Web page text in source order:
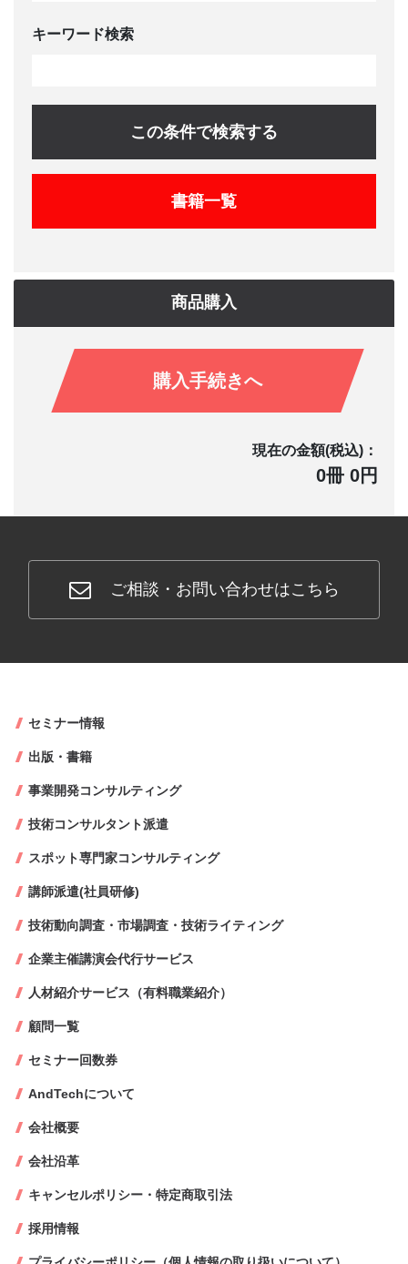
キーワード検索
この条件で検索する
書籍一覧
商品購入
購入手続きへ
現在の金額(税込)：
0冊 0円
ご相談・お問い合わせはこちら
セミナー情報
出版・書籍
事業開発コンサルティング
技術コンサルタント派遣
スポット専門家コンサルティング
講師派遣(社員研修)
技術動向調査・市場調査・技術ライティング
企業主催講演会代行サービス
人材紹介サービス（有料職業紹介）
顧問一覧
セミナー回数券
AndTechについて
会社概要
会社沿革
キャンセルポリシー・特定商取引法
採用情報